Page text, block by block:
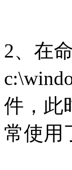
2、在
件，此
常使用